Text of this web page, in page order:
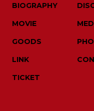
BIOGRAPHY
MOVIE
GOODS
LINK
TICKET